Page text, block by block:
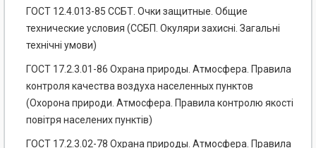
ГОСТ 12.4.013-85 ССБТ. Очки защитные. Общие
технические условия (ССБП. Окуляри захисні. Загальні
технічні умови)
ГОСТ 17.2.3.01-86 Охрана природы. Атмосфера. Правила
контроля качества воздуха населенных пунктов
(Охорона природи. Атмосфера. Правила контролю якості
повітря населених пунктів)
ГОСТ 17.2.3.02-78 Охрана природы. Атмосфера. Правила